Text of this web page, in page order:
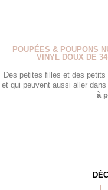
POUPÉES & POUPONS
VINYL DOUX DE
Des petites filles et des
et qui peuvent aussi aller dans
à